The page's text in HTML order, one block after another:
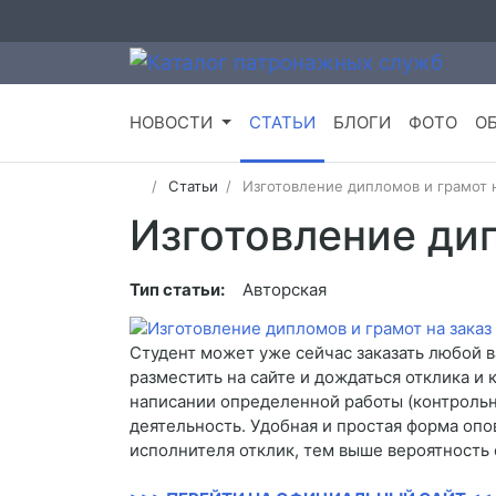
НОВОСТИ СТАТЬИ БЛОГИ ФОТО
Статьи Изготовление дипломов и грамот
Изготовление
Тип статьи: Авторская
Студент может уже сейчас заказать любой
разместить на сайте и дождаться отклика
написании определенной работы
деятельность. Удобная и простая форма
исполнителя отклик, тем выше